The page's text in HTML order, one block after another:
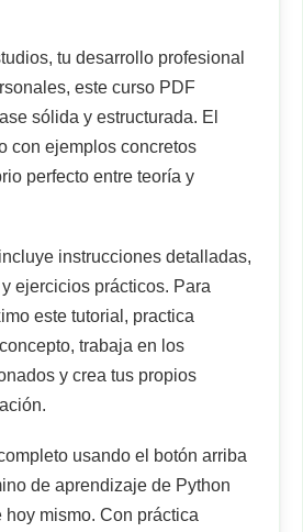
tu desarrollo profesional
este curso PDF
sólida y estructurada. El
con ejemplos concretos
perfecto entre teoría y
instrucciones detalladas,
ejercicios prácticos. Para
este tutorial, practica
trabaja en los
y crea tus propios
usando el botón arriba
de aprendizaje de Python
mismo. Con práctica